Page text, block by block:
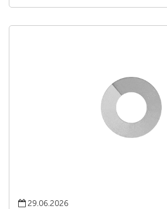
29.06.2026